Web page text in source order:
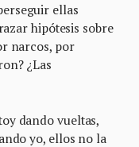
ellas
hipótesis sobre
narcos, por
¿Las
dando vueltas,
yo, ellos no la